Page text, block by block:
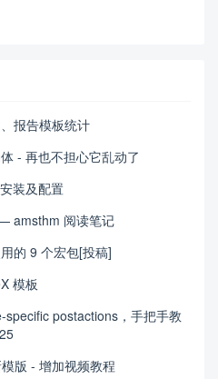
报告模板统计
- 再也不担心它乱动了
装及配置
amsthm 阅读笔记
的 9 个宏包[投稿]
模板
postactions，手把手教
版 - 增加视频教程